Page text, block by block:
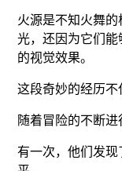
火源是不知火舞
光，还因为它们
的视觉效果。
这段奇妙的经历不
随着冒险的不断
有一次，他们发